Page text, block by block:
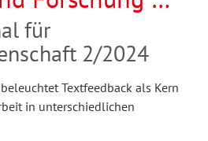
für
2/2024
Textfeedback als Kern
in unterschiedlichen